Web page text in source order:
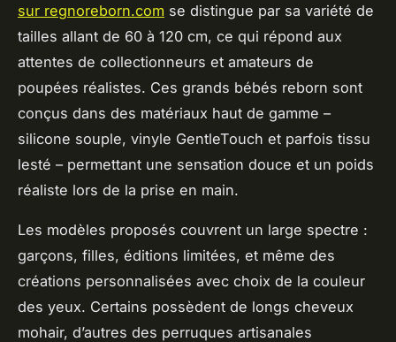
sur regnoreborn.com se distingue par sa variété de
tailles allant de 60 à 120 cm, ce qui répond aux
attentes de collectionneurs et amateurs de
poupées réalistes. Ces grands bébés reborn sont
conçus dans des matériaux haut de gamme –
silicone souple, vinyle GentleTouch et parfois tissu
lesté – permettant une sensation douce et un poids
réaliste lors de la prise en main.
Les modèles proposés couvrent un large spectre :
garçons, filles, éditions limitées, et même des
créations personnalisées avec choix de la couleur
des yeux. Certains possèdent de longs cheveux
mohair, d’autres des perruques artisanales